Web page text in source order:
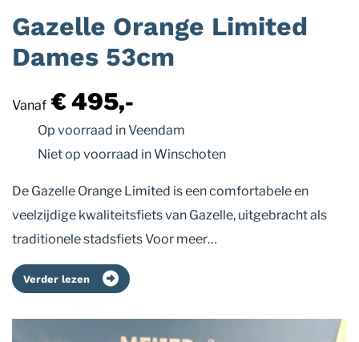
Gazelle Orange Limited
Dames 53cm
Vanaf € 495,-
Op voorraad in Veendam
Niet op voorraad in Winschoten
De Gazelle Orange Limited is een comfortabele en
veelzijdige kwaliteitsfiets van Gazelle, uitgebracht als
traditionele stadsfiets Voor meer…
Verder lezen